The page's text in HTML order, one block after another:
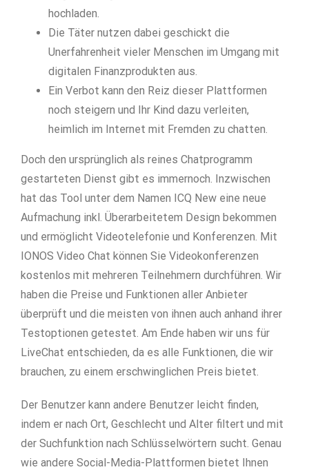
hochladen.
Die Täter nutzen dabei geschickt die
Unerfahrenheit vieler Menschen im Umgang mit
digitalen Finanzprodukten aus.
Ein Verbot kann den Reiz dieser Plattformen
noch steigern und Ihr Kind dazu verleiten,
heimlich im Internet mit Fremden zu chatten.
Doch den ursprünglich als reines Chatprogramm
gestarteten Dienst gibt es immernoch. Inzwischen
hat das Tool unter dem Namen ICQ New eine neue
Aufmachung inkl. Überarbeitetem Design bekommen
und ermöglicht Videotelefonie und Konferenzen. Mit
IONOS Video Chat können Sie Videokonferenzen
kostenlos mit mehreren Teilnehmern durchführen. Wir
haben die Preise und Funktionen aller Anbieter
überprüft und die meisten von ihnen auch anhand ihrer
Testoptionen getestet. Am Ende haben wir uns für
LiveChat entschieden, da es alle Funktionen, die wir
brauchen, zu einem erschwinglichen Preis bietet.
Der Benutzer kann andere Benutzer leicht finden,
indem er nach Ort, Geschlecht und Alter filtert und mit
der Suchfunktion nach Schlüsselwörtern sucht. Genau
wie andere Social-Media-Plattformen bietet Ihnen